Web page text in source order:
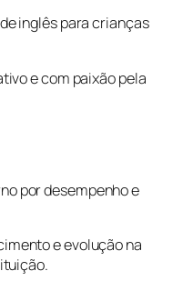
inglês para crianças
e com paixão pela
por desempenho e
e evolução na